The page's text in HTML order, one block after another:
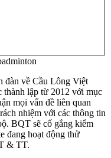
đàn về Cầu Lông Việt
lập từ 2012 với mục
mọi vấn đề liên quan
nhiệm với các thông tin
BQT sẽ cố gắng kiểm
đang hoạt động thử
& TT.